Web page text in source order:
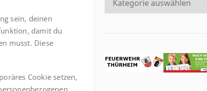
sein, deinen
damit du
musst. Diese
Cookie setzen,